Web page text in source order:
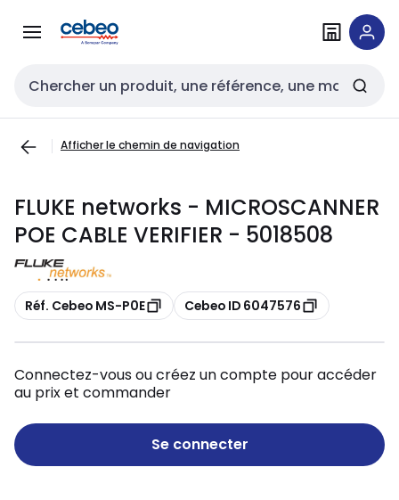
navigationau
Entrée de recherche
Afficher le chemin de navigation
FLUKE networks - MICROSCANNER
POE CABLE VERIFIER - 5018508
Copier
Réf. Cebeo MS-P0E Copier
Cebeo ID 6047576
Connectez-vous ou créez un compte pour accéder
au prix et commander
Se connecter